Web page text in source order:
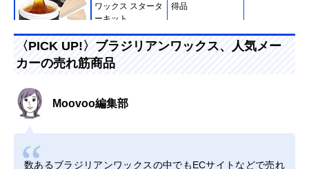
Amazonで見る
ワックス スタータ
ーキット
得品
Amazonで見る
コンプリートセッ
〈PICK UP!〉ブラジリアンワックス、人気メー
カーの売れ筋商品
Moovoo編集部
数あるブラジリアンワックスの中でもECサイトなどで売れ